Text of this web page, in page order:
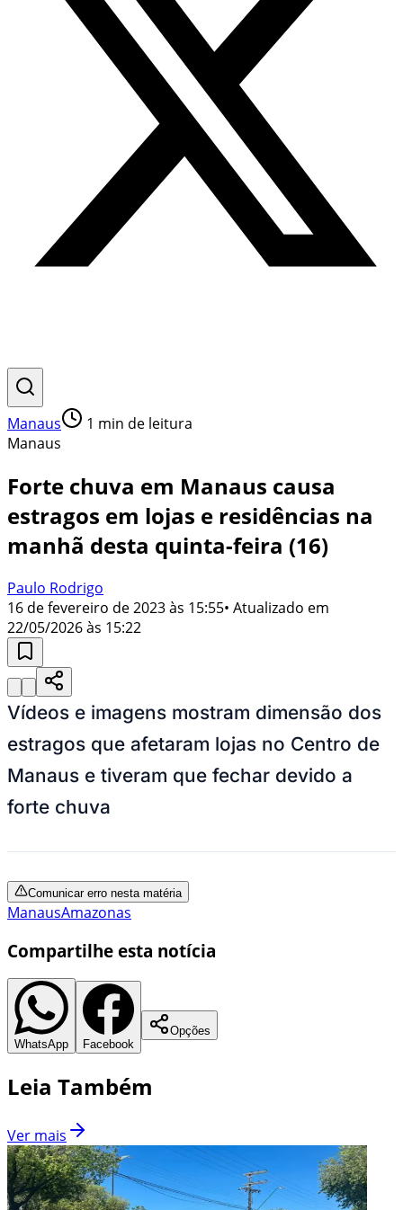
Manaus 1 min de leitura
Manaus
Forte chuva em Manaus causa
estragos em lojas e residências na
manhã desta quinta-feira (16)
Paulo Rodrigo
16 de fevereiro de 2023 às 15:55• Atualizado em
22/05/2026 às 15:22
Vídeos e imagens mostram dimensão dos
estragos que afetaram lojas no Centro de
Manaus e tiveram que fechar devido a
forte chuva
Comunicar erro nesta matéria
ManausAmazonas
Compartilhe esta notícia
WhatsApp Facebook
Opções
Leia Também
Ver mais